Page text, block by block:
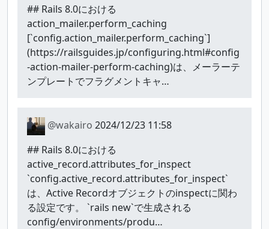
## Rails 8.0における
action_mailer.perform_caching
[`config.action_mailer.perform_caching`]
(https://railsguides.jp/configuring.html#config
-action-mailer-perform-caching)は、メーラーテ
ンプレートでフラグメントキャ…
@wakairo 2024/12/23 11:58
## Rails 8.0における
active_record.attributes_for_inspect
`config.active_record.attributes_for_inspect`
は、Active Recordオブジェクトのinspectに関わ
る設定です。 `rails new`で生成される
config/environments/produ…